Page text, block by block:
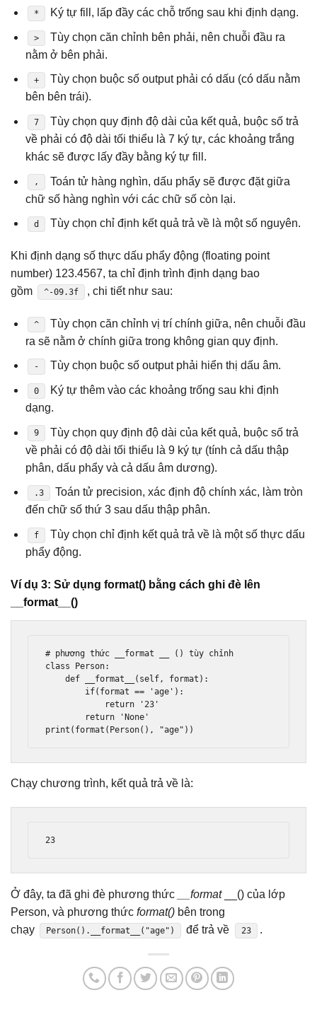
* Ký tự fill, lấp đầy các chỗ trống sau khi định dạng.
>
Tùy chọn căn chỉnh bên phải, nên chuỗi đầu ra
nằm ở bên phải.
+
Tùy chọn buộc số output phải có dấu (có dấu nằm
bên bên trái).
7
Tùy chọn quy định độ dài của kết quả, buộc số trả
về phải có độ dài tối thiểu là 7 ký tự, các khoảng trắng
khác sẽ được lấy đầy bằng ký tự fill.
,
Toán tử hàng nghìn, dấu phẩy sẽ được đặt giữa
chữ số hàng nghìn với các chữ số còn lại.
d Tùy chọn chỉ định kết quả trả về là một số nguyên.
Khi định dạng số thực dấu phẩy động (floating point
number) 123.4567, ta chỉ định trình định dạng bao
gồm
^-09.3f , chi tiết như sau:
^
Tùy chọn căn chỉnh vị trí chính giữa, nên chuỗi đầu
ra sẽ nằm ở chính giữa trong không gian quy định.
- Tùy chọn buộc số output phải hiển thị dấu âm.
0
Ký tự thêm vào các khoảng trống sau khi định
dạng.
9
Tùy chọn quy định độ dài của kết quả, buộc số trả
về phải có độ dài tối thiểu là 9 ký tự (tính cả dấu thập
phân, dấu phẩy và cả dấu âm dương).
.3
Toán tử precision, xác định độ chính xác, làm tròn
đến chữ số thứ 3 sau dấu thập phân.
f
Tùy chọn chỉ định kết quả trả về là một số thực dấu
phẩy động.
Ví dụ 3: Sử dụng format() bằng cách ghi đè lên
__format__()
# phương thức __format __ () tùy chỉnh
class Person:
    def __format__(self, format):
        if(format == 'age'):
            return '23'
        return 'None'
print(format(Person(), "age"))
Chạy chương trình, kết quả trả về là:
23
Ở đây, ta đã ghi đè phương thức __format__() của lớp
Person, và phương thức format() bên trong
chạy
Person().__format__("age") để trả về 23 .